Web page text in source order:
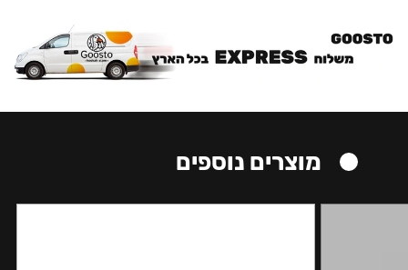
מוצרים נוספים